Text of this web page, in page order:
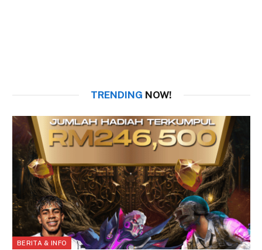
TRENDING NOW!
BERITA & INFO